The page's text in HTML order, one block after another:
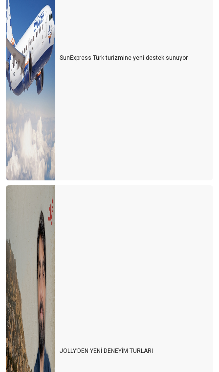
SunExpress Türk turizmine yeni destek sunuyor
JOLLY’DEN YENİ DENEYİM TURLARI